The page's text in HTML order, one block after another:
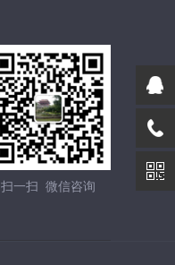
扫一扫 微信咨询